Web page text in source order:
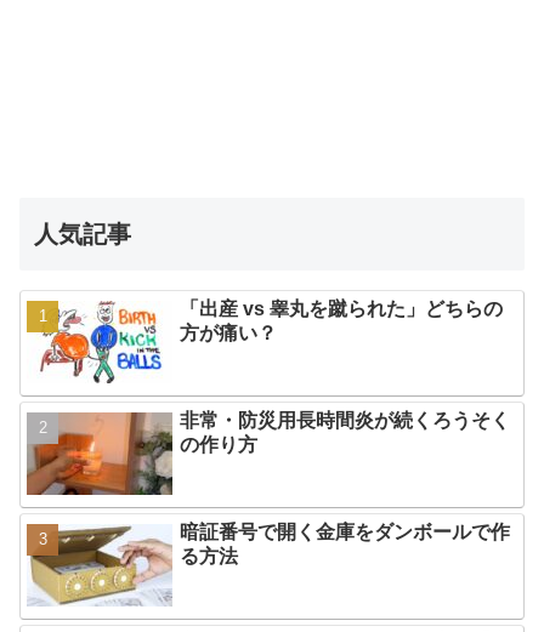
人気記事
「出産 vs 睾丸を蹴られた」どちらの
方が痛い？
非常・防災用長時間炎が続くろうそく
の作り方
暗証番号で開く金庫をダンボールで作
る方法